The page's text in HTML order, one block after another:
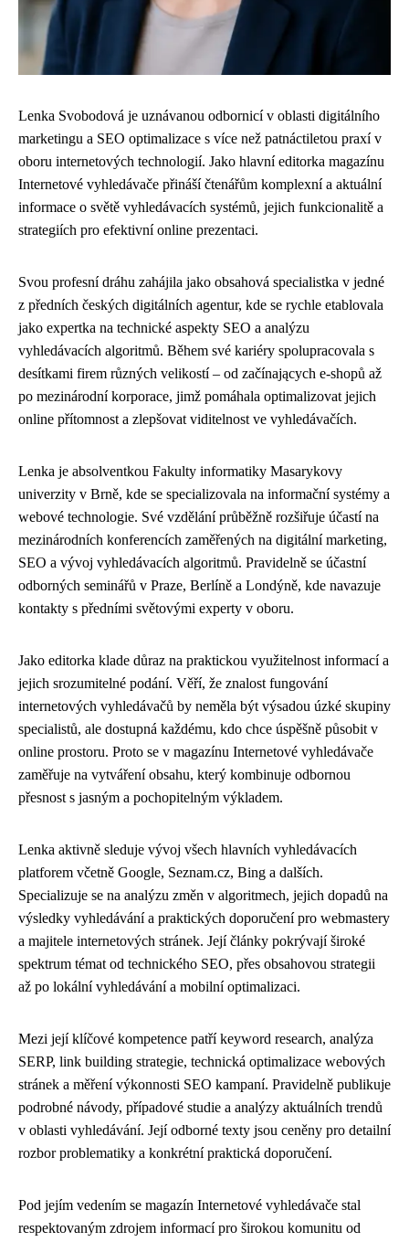
Lenka Svobodová je uznávanou odbornicí v oblasti digitálního
marketingu a SEO optimalizace s více než patnáctiletou praxí v
oboru internetových technologií. Jako hlavní editorka magazínu
Internetové vyhledávače přináší čtenářům komplexní a aktuální
informace o světě vyhledávacích systémů, jejich funkcionalitě a
strategiích pro efektivní online prezentaci.
Svou profesní dráhu zahájila jako obsahová specialistka v jedné
z předních českých digitálních agentur, kde se rychle etablovala
jako expertka na technické aspekty SEO a analýzu
vyhledávacích algoritmů. Během své kariéry spolupracovala s
desítkami firem různých velikostí – od začínających e-shopů až
po mezinárodní korporace, jimž pomáhala optimalizovat jejich
online přítomnost a zlepšovat viditelnost ve vyhledávačích.
Lenka je absolventkou Fakulty informatiky Masarykovy
univerzity v Brně, kde se specializovala na informační systémy a
webové technologie. Své vzdělání průběžně rozšiřuje účastí na
mezinárodních konferencích zaměřených na digitální marketing,
SEO a vývoj vyhledávacích algoritmů. Pravidelně se účastní
odborných seminářů v Praze, Berlíně a Londýně, kde navazuje
kontakty s předními světovými experty v oboru.
Jako editorka klade důraz na praktickou využitelnost informací a
jejich srozumitelné podání. Věří, že znalost fungování
internetových vyhledávačů by neměla být výsadou úzké skupiny
specialistů, ale dostupná každému, kdo chce úspěšně působit v
online prostoru. Proto se v magazínu Internetové vyhledávače
zaměřuje na vytváření obsahu, který kombinuje odbornou
přesnost s jasným a pochopitelným výkladem.
Lenka aktivně sleduje vývoj všech hlavních vyhledávacích
platforem včetně Google, Seznam.cz, Bing a dalších.
Specializuje se na analýzu změn v algoritmech, jejich dopadů na
výsledky vyhledávání a praktických doporučení pro webmastery
a majitele internetových stránek. Její články pokrývají široké
spektrum témat od technického SEO, přes obsahovou strategii
až po lokální vyhledávání a mobilní optimalizaci.
Mezi její klíčové kompetence patří keyword research, analýza
SERP, link building strategie, technická optimalizace webových
stránek a měření výkonnosti SEO kampaní. Pravidelně publikuje
podrobné návody, případové studie a analýzy aktuálních trendů
v oblasti vyhledávání. Její odborné texty jsou ceněny pro detailní
rozbor problematiky a konkrétní praktická doporučení.
Pod jejím vedením se magazín Internetové vyhledávače stal
respektovaným zdrojem informací pro širokou komunitu od